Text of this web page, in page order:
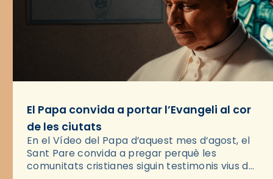
El Papa convida a portar l’Evangeli al cor
de les ciutats
En el Vídeo del Papa d’aquest mes d’agost, el
Sant Pare convida a pregar perquè les
comunitats cristianes siguin testimonis vius de